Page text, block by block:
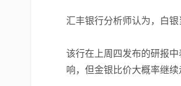
汇丰银行分析师认为，白
该行在上周四发布的研报
响，但金银比价大概率继